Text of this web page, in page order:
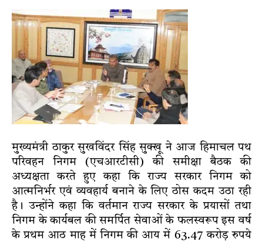
मुख्यमंत्री ठाकुर सुखविंदर सिंह सुक्खू ने आज हिमाचल पथ
परिवहन निगम (एचआरटीसी) की समीक्षा बैठक की
अध्यक्षता करते हुए कहा कि राज्य सरकार निगम को
आत्मनिर्भर एवं व्यवहार्य बनाने के लिए ठोस कदम उठा रही
है। उन्होंने कहा कि वर्तमान राज्य सरकार के प्रयासों तथा
निगम के कार्यबल की समर्पित सेवाओं के फलस्वरूप इस वर्ष
के प्रथम आठ माह में निगम की आय में 63.47 करोड़ रुपये